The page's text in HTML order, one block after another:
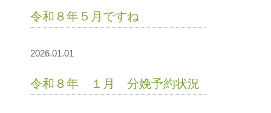
令和８年５月ですね
2026.01.01
令和８年 １月 分娩予約状況